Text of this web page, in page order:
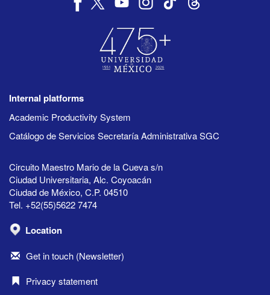
Internal platforms
Academic Productivity System
Catálogo de Servicios Secretaría Administrativa SGC
Circuito Maestro Mario de la Cueva s/n
Ciudad Universitaria, Alc. Coyoacán
Ciudad de México, C.P. 04510
Tel. +52(55)5622 7474
Location
Get in touch (Newsletter)
Privacy statement